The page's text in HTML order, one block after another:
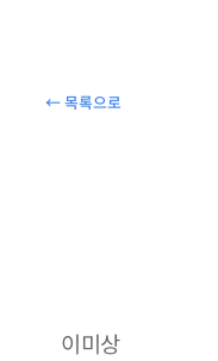
← 목록으로
이미상